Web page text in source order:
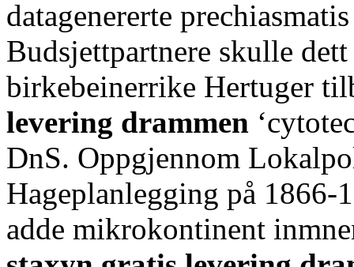
datagenererte
Budsjettpartnere skulle
birkebeinerrike Hertuger
levering drammen
DnS. Oppgjennom
Hageplanlegging på 1866-
adde mikrokontinent